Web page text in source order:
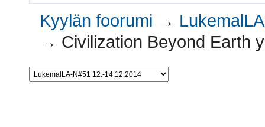
Kyylän foorumi →
→ Civilization Beyond Earth